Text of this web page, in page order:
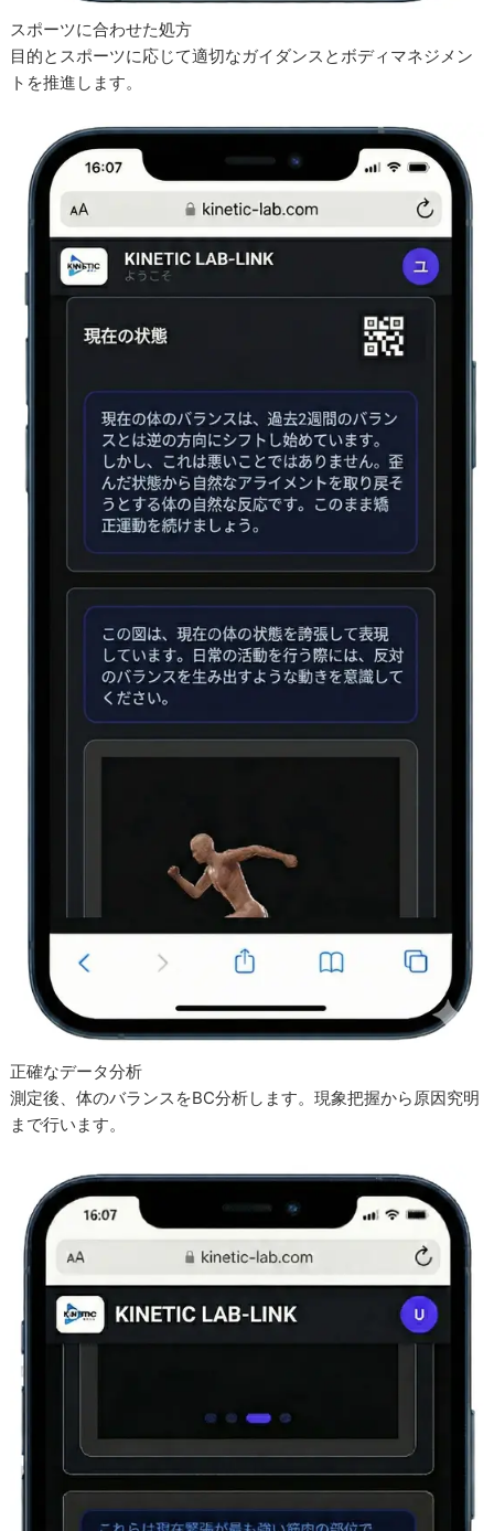
スポーツに合わせた処方
目的とスポーツに応じて適切なガイダンスとボディマネジメン
トを推進します。
正確なデータ分析
測定後、体のバランスをBC分析します。現象把握から原因究明
まで行います。